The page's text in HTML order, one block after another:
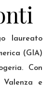
laureato
(GIA)
Con
e